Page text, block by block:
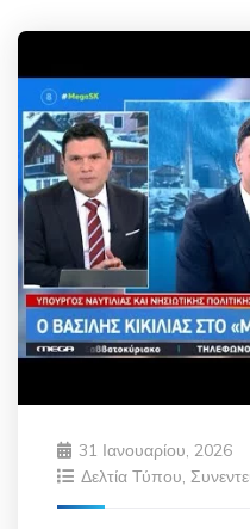
31 Ιανουαρίου, 2026
Δελτία Τύπου,